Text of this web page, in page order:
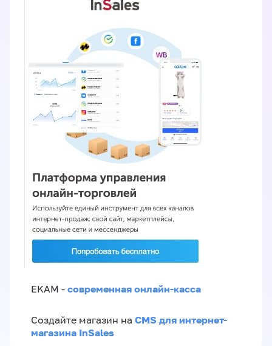
EKAM - современная онлайн-касса
Создайте магазин на CMS для интернет-
магазина InSales